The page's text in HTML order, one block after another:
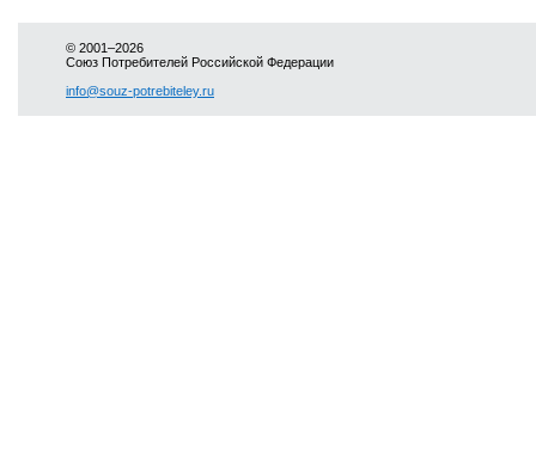
© 2001–2026
Союз Потребителей Российской Федерации
info@souz-potrebiteley.ru